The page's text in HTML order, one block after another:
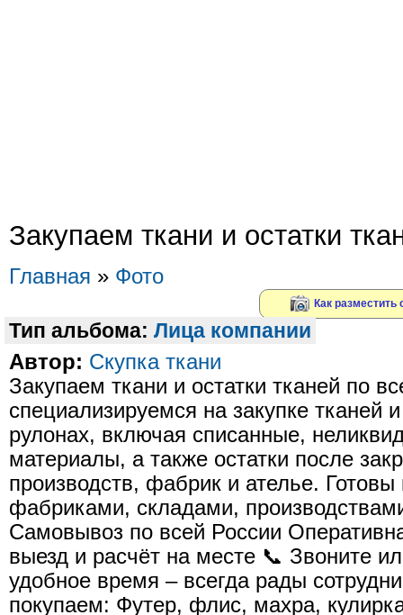
Закупаем ткани и остатки
Главная » Фото
Как
Тип альбома: Лица компании
Автор: Скупка ткани
Закупаем ткани и остатки тканей по
специализируемся на закупке тканей
рулонах, включая списанные,
материалы, а также остатки после
производств, фабрик и ателье. Готовы
фабриками, складами,
Самовывоз по всей России
выезд и расчёт на месте 📞 Звоните
удобное время – всегда рады
покупаем: Футер, флис, махра,